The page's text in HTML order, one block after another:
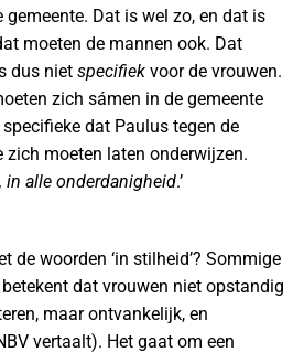
Dat is wel zo, en dat is
moeten de mannen ook. Dat
dus niet specifiek voor de vrouwen.
zich sámen in de gemeente
dat Paulus tegen de
zich moeten laten onderwijzen.
in alle onderdanigheid.’
de woorden ‘in stilheid’? Sommige
dat vrouwen niet opstandig
maar ontvankelijk, en
vertaalt). Het gaat om een